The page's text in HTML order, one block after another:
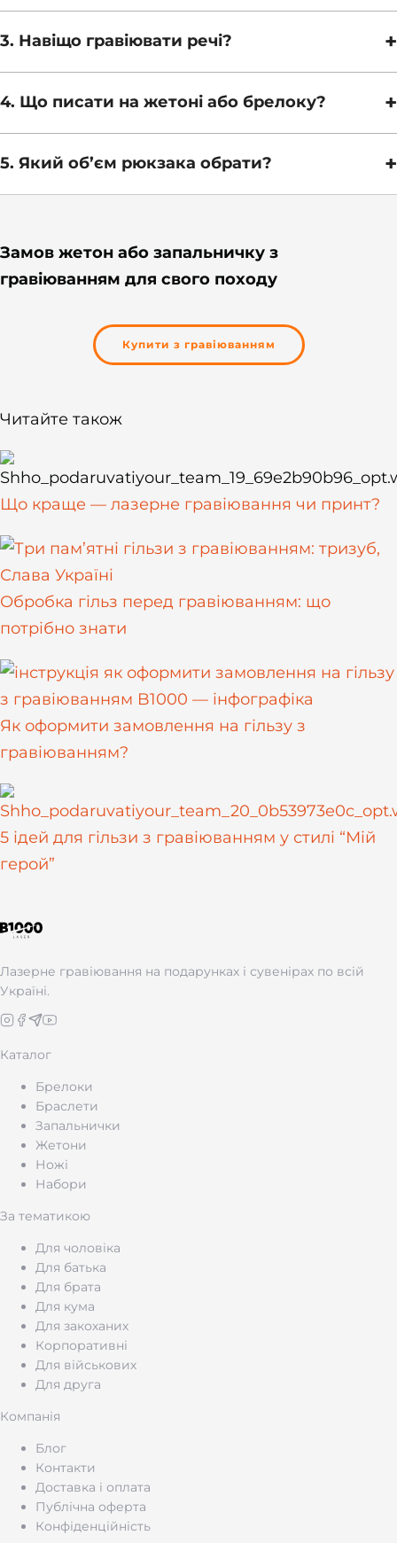
3. Навіщо гравіювати речі? +
4. Що писати на жетоні або брелоку? +
5. Який об’єм рюкзака обрати? +
Замов жетон або запальничку з
гравіюванням для свого походу
Купити з гравіюванням
Читайте також
Що краще — лазерне гравіювання чи принт?
Обробка гільз перед гравіюванням: що
потрібно знати
Як оформити замовлення на гільзу з
гравіюванням?
5 ідей для гільзи з гравіюванням у стилі “Мій
герой”
Лазерне гравіювання на подарунках і сувенірах по всій
Україні.
Каталог
Брелоки
Браслети
Запальнички
Жетони
Ножі
Набори
За тематикою
Для чоловіка
Для батька
Для брата
Для кума
Для закоханих
Корпоративні
Для військових
Для друга
Компанія
Блог
Контакти
Доставка і оплата
Публічна оферта
Конфіденційність